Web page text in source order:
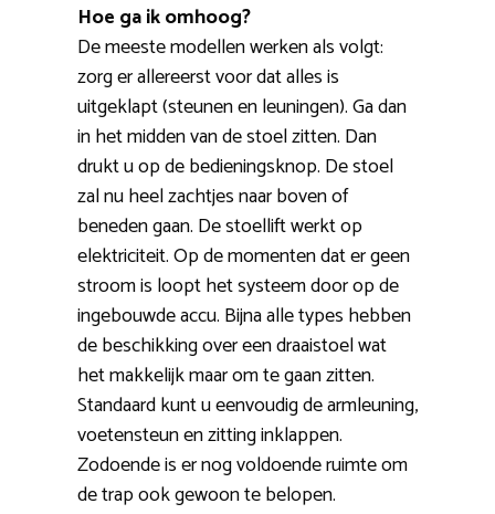
Hoe ga ik omhoog?
De meeste modellen werken als volgt:
zorg er allereerst voor dat alles is
uitgeklapt (steunen en leuningen). Ga dan
in het midden van de stoel zitten. Dan
drukt u op de bedieningsknop. De stoel
zal nu heel zachtjes naar boven of
beneden gaan. De stoellift werkt op
elektriciteit. Op de momenten dat er geen
stroom is loopt het systeem door op de
ingebouwde accu. Bijna alle types hebben
de beschikking over een draaistoel wat
het makkelijk maar om te gaan zitten.
Standaard kunt u eenvoudig de armleuning,
voetensteun en zitting inklappen.
Zodoende is er nog voldoende ruimte om
de trap ook gewoon te belopen.